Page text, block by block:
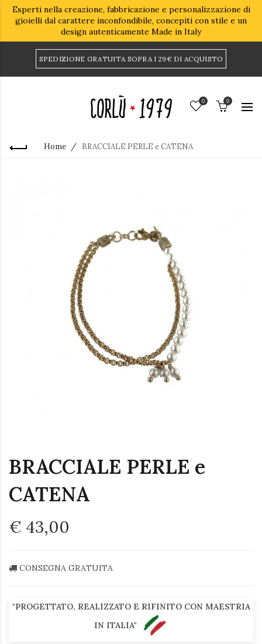
Esperti nella creazione, fabbricazione e personalizzazione di
gioielli dal carattere inconfondibile, concepiti con stile e un
design autenticamente Made in Italy
SPEDIZIONE GRATUITA SOPRA I 29€ DI ACQUISTO
0 0
Home BRACCIALE PERLE e CATENA
BRACCIALE PERLE e
CATENA
€ 43,00
CONSEGNA GRATUITA
"PROGETTATO, REALIZZATO E RIFINITO CON MAESTRIA
IN ITALIA"